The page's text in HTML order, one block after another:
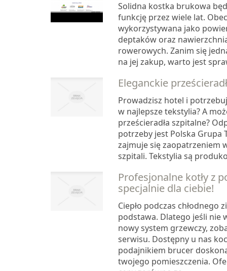
Solidna kostka brukowa
funkcję przez wiele lat.
wykorzystywana jako
deptaków oraz
rowerowych. Zanim się
na jej zakup, warto jest
Eleganckie
Prowadzisz hotel i
w najlepsze tekstylia? A
prześcieradła szpitalne?
potrzeby jest Polska Grupa
zajmuje się zaopatrzeniem
szpitali. Tekstylia są
Profesjonalne kotły z
specjalnie dla ciebie!
Ciepło podczas chłodnego
podstawa. Dlatego jeśli nie
nowy system grzewczy,
serwisu. Dostępny u nas
podajnikiem brucer
twojego pomieszczenia.